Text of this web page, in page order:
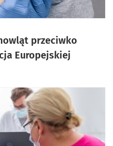
przeciwko
Europejskiej